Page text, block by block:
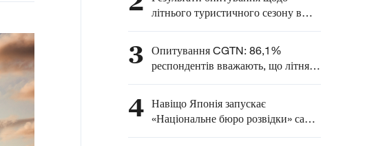
розвитком Японії під
прапором нового
мілітаризму
літнього туристичного сезону в
Китаї: понад 90% респондентів
міжнародного інтересу до КНР
3 Опитування CGTN: 86,1%
респондентів вважають, що літня
економіка Китаю сприяє
4 Навіщо Японія запускає
«Національне бюро розвідки» саме
31 липня — у день, що нагадує про